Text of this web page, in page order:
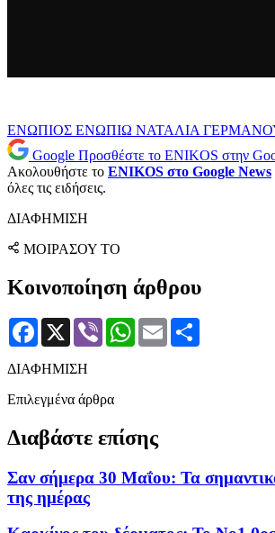
ΕΝΩΠΙΟΣ ΕΝΩΠΙΩ ΝΑΤΑΛΙΑ
Google Προσθέστε το ENIKOS στην
Ακολουθήστε το ENIKOS στο Google News
όλες τις ειδήσεις.
ΔΙΑΦΗΜΙΣΗ
ΜΟΙΡΑΣΟΥ ΤΟ
Κοινοποίηση άρθρου
Facebook
X Viber WhatsApp
Email
ΔΙΑΦΗΜΙΣΗ
Επιλεγμένα άρθρα
Διαβάστε επίσης
Σαν σήμερα 30 Μαΐου: Τα
της ημέρας